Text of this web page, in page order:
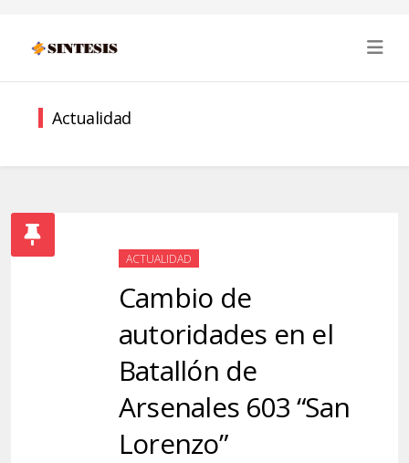
Actualidad
ACTUALIDAD
Cambio de
autoridades en el
Batallón de
Arsenales 603 “San
Lorenzo”